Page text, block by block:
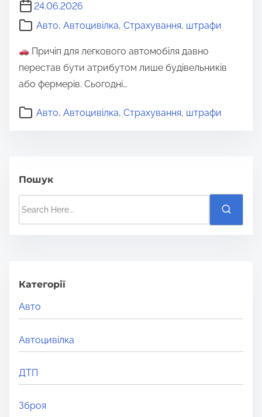
24.06.2026
Авто, Автоцивілка, Страхування, штрафи
Причіп для легкового автомобіля давно
перестав бути атрибутом лише будівельників
або фермерів. Сьогодні…
Авто, Автоцивілка, Страхування, штрафи
Пошук
h
H
e
r
e
.
Категорії
Авто
Автоцивілка
ДТП
Зброя